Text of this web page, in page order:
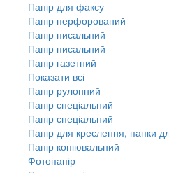
Папір для факсу
Папір перфорований
Папір писальний
Папір писальний
Папір газетний
Показати всі
Папір рулонний
Папір спеціальний
Папір спеціальний
Папір для креслення, папки
Папір копіювальний
Фотопапір